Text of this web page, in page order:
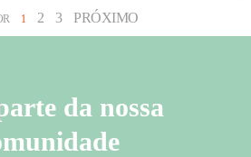
1 2 3 PRÓXIMO
da nossa